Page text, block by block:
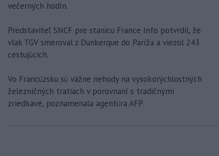
večerných hodín.
Predstaviteľ SNCF pre stanicu France Info potvrdil, že
vlak TGV smeroval z Dunkerque do Paríža a viezol 243
cestujúcich.
Vo Francúzsku sú vážne nehody na vysokorýchlostných
železničných tratiach v porovnaní s tradičnými
zriedkavé, poznamenala agentúra AFP.